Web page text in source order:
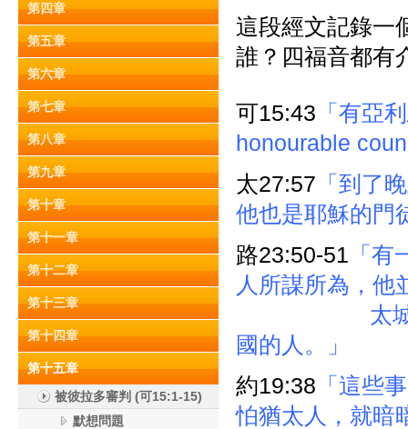
第四章
第五章
第六章
第七章
第八章
第九章
第十章
第十一章
第十二章
第十三章
第十四章
第十五章
被彼拉多審判 (可15:1-15)
默想問題
這段經文記錄一
誰？四福音都有
可15:43 「有亞
honourable
太27:57 「到了
他也是耶穌的門
路23:50-51 「
人所謀所為，他
太城
國的人。」
約19:38 「這些
怕猶太人，就暗